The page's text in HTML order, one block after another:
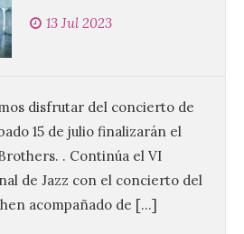
13 Jul 2023
disfrutar del concierto de
15 de julio finalizarán el
. Continúa el VI
de Jazz con el concierto del
acompañado de […]